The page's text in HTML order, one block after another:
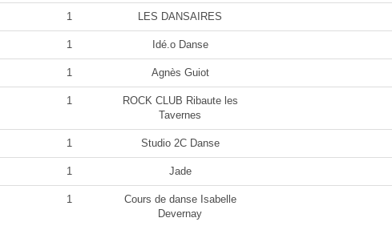
1 LES DANSAIRES
1 Idé.o Danse
1 Agnès Guiot
1
ROCK CLUB Ribaute les
Tavernes
1 Studio 2C Danse
1 Jade
1
Cours de danse Isabelle
Devernay